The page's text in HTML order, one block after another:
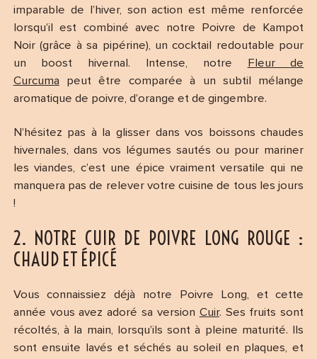
imparable de l’hiver, son action est même renforcée
lorsqu’il est combiné avec notre Poivre de Kampot
Noir (grâce à sa pipérine), un cocktail redoutable pour
un boost hivernal. Intense, notre
Fleur de
Curcuma peut être comparée à un subtil mélange
aromatique de poivre, d’orange et de gingembre.
N’hésitez pas à la glisser dans vos boissons chaudes
hivernales, dans vos légumes sautés ou pour mariner
les viandes, c’est une épice vraiment versatile qui ne
manquera pas de relever votre cuisine de tous les jours
!
2. NOTRE CUIR DE POIVRE LONG ROUGE :
CHAUD ET ÉPICÉ
Vous connaissiez déjà notre Poivre Long, et cette
année vous avez adoré sa version Cuir. Ses fruits sont
récoltés, à la main, lorsqu’ils sont à pleine maturité. Ils
sont ensuite lavés et séchés au soleil en plaques, et